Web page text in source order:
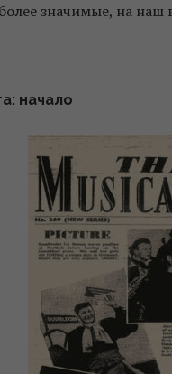
значимые, на наш
начало